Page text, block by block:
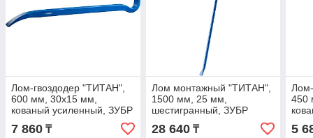
Лом-гвоздодер "ТИТАН",
600 мм, 30х15 мм,
кованый усиленный, ЗУБР
7 860 ₸
Лом монтажный "ТИТАН",
1500 мм, 25 мм,
шестигранный, ЗУБР
28 640₸
450
5